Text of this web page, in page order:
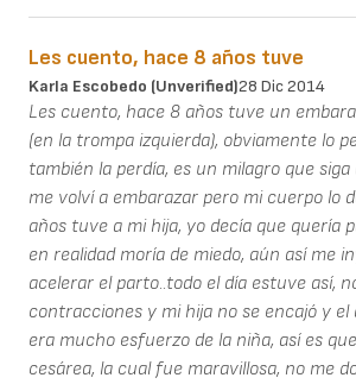
Les cuento, hace 8 años tuve
Karla Escobedo (unverified)28 Dic 2014
Les cuento, hace 8 años tuve un
(en la trompa izquierda), obviamente lo
también la perdía, es un milagro que siga
me volví a embarazar pero mi cuerpo lo
años tuve a mi hija, yo decía que quería
en realidad moría de miedo, aún así me
acelerar el parto..todo el día estuve así,
contracciones y mi hija no se encajó y el
era mucho esfuerzo de la niña, así es
cesárea, la cual fue maravillosa, no me